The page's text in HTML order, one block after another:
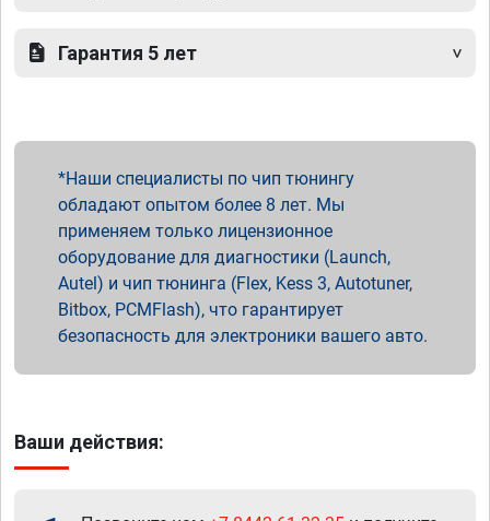
Гарантия 5 лет
Наши специалисты по чип тюнингу
обладают опытом более 8 лет. Мы
применяем только лицензионное
оборудование для диагностики (Launch,
Autel) и чип тюнинга (Flex, Kess 3, Autotuner,
Bitbox, PCMFlash), что гарантирует
безопасность для электроники вашего авто.
Ваши действия: